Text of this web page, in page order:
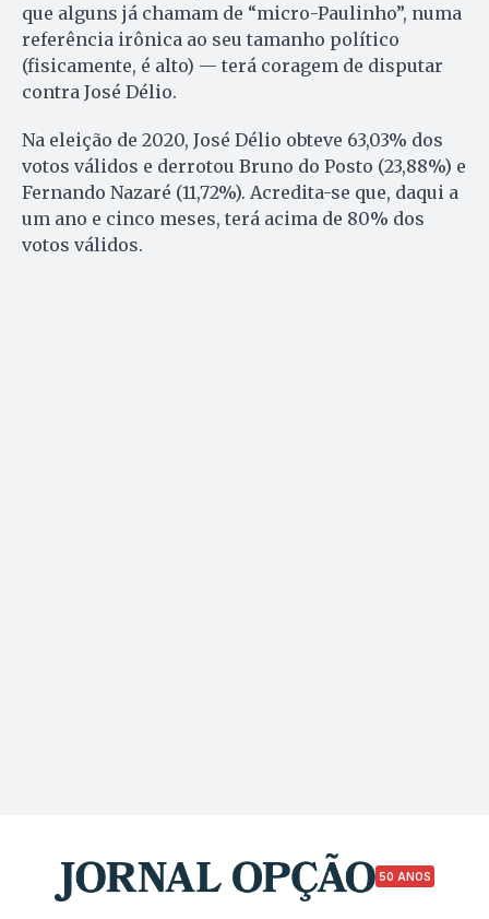
que alguns já chamam de “micro-Paulinho”, numa
referência irônica ao seu tamanho político
(fisicamente, é alto) — terá coragem de disputar
contra José Délio.
Na eleição de 2020, José Délio obteve 63,03% dos
votos válidos e derrotou Bruno do Posto (23,88%) e
Fernando Nazaré (11,72%). Acredita-se que, daqui a
um ano e cinco meses, terá acima de 80% dos
votos válidos.
50 ANOS